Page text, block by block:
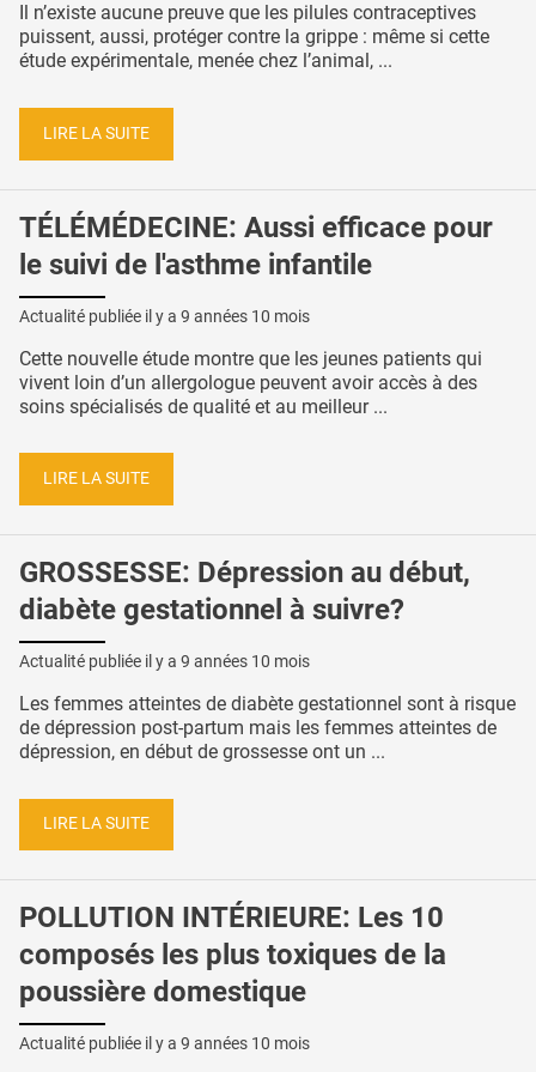
Il n’existe aucune preuve que les pilules contraceptives
puissent, aussi, protéger contre la grippe : même si cette
étude expérimentale, menée chez l’animal, ...
LIRE LA SUITE
TÉLÉMÉDECINE: Aussi efficace pour
le suivi de l'asthme infantile
Actualité publiée il y a 9 années 10 mois
Cette nouvelle étude montre que les jeunes patients qui
vivent loin d’un allergologue peuvent avoir accès à des
soins spécialisés de qualité et au meilleur ...
LIRE LA SUITE
GROSSESSE: Dépression au début,
diabète gestationnel à suivre?
Actualité publiée il y a 9 années 10 mois
Les femmes atteintes de diabète gestationnel sont à risque
de dépression post-partum mais les femmes atteintes de
dépression, en début de grossesse ont un ...
LIRE LA SUITE
POLLUTION INTÉRIEURE: Les 10
composés les plus toxiques de la
poussière domestique
Actualité publiée il y a 9 années 10 mois